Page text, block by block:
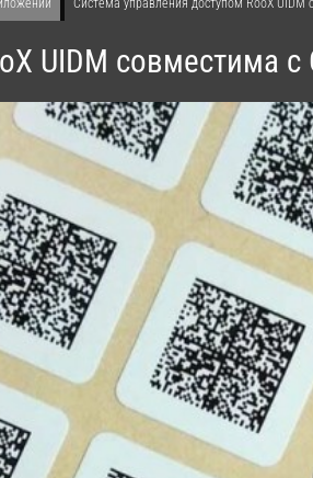
Система управления доступом RooX
UIDM совместима